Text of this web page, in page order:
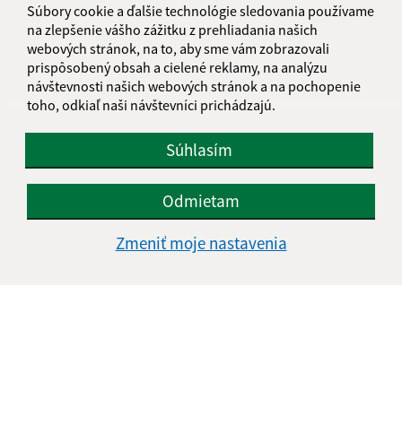
Súbory cookie a ďalšie technológie sledovania používame
na zlepšenie vášho zážitku z prehliadania našich
webových stránok, na to, aby sme vám zobrazovali
prispôsobený obsah a cielené reklamy, na analýzu
návštevnosti našich webových stránok a na pochopenie
toho, odkiaľ naši návštevníci prichádzajú.
Súhlasím
Odmietam
Zmeniť moje nastavenia
+421 55 300 90 01
IČO: 00690988